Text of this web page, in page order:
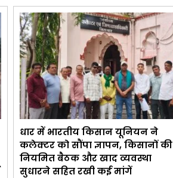
धार में भारतीय किसान यूनियन ने
कलेक्टर को सौंपा ज्ञापन, किसानों की
नियमित बैठक और खाद व्यवस्था
सुधारने सहित रखी कई मांगें